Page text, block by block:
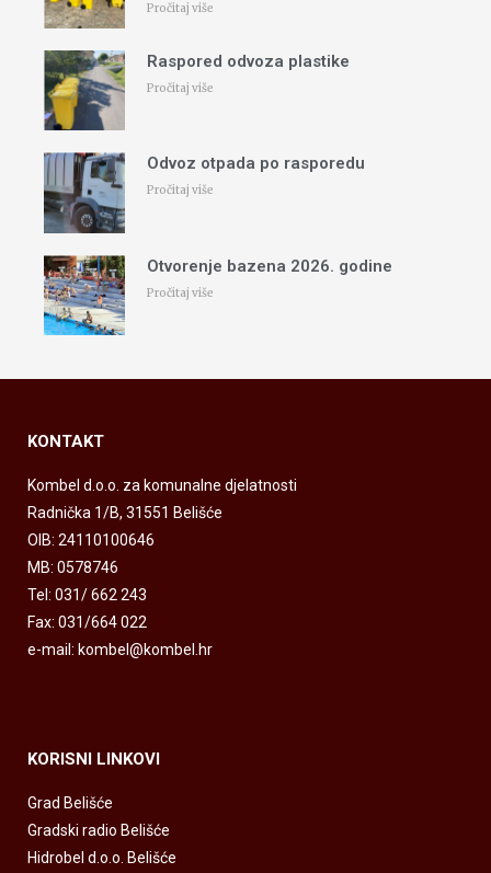
Pročitaj više
Raspored odvoza plastike
Pročitaj više
Odvoz otpada po rasporedu
Pročitaj više
Otvorenje bazena 2026. godine
Pročitaj više
KONTAKT
Kombel d.o.o. za komunalne djelatnosti
Radnička 1/B, 31551 Belišće
OIB: 24110100646
MB: 0578746
Tel: 031/ 662 243
Fax: 031/664 022
e-mail: kombel@kombel.hr
KORISNI LINKOVI
Grad Belišće
Gradski radio Belišće
Hidrobel d.o.o. Belišće